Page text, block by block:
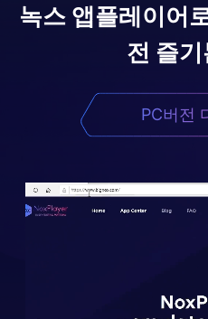
녹스 앱플레이어
전 즐
PC버전